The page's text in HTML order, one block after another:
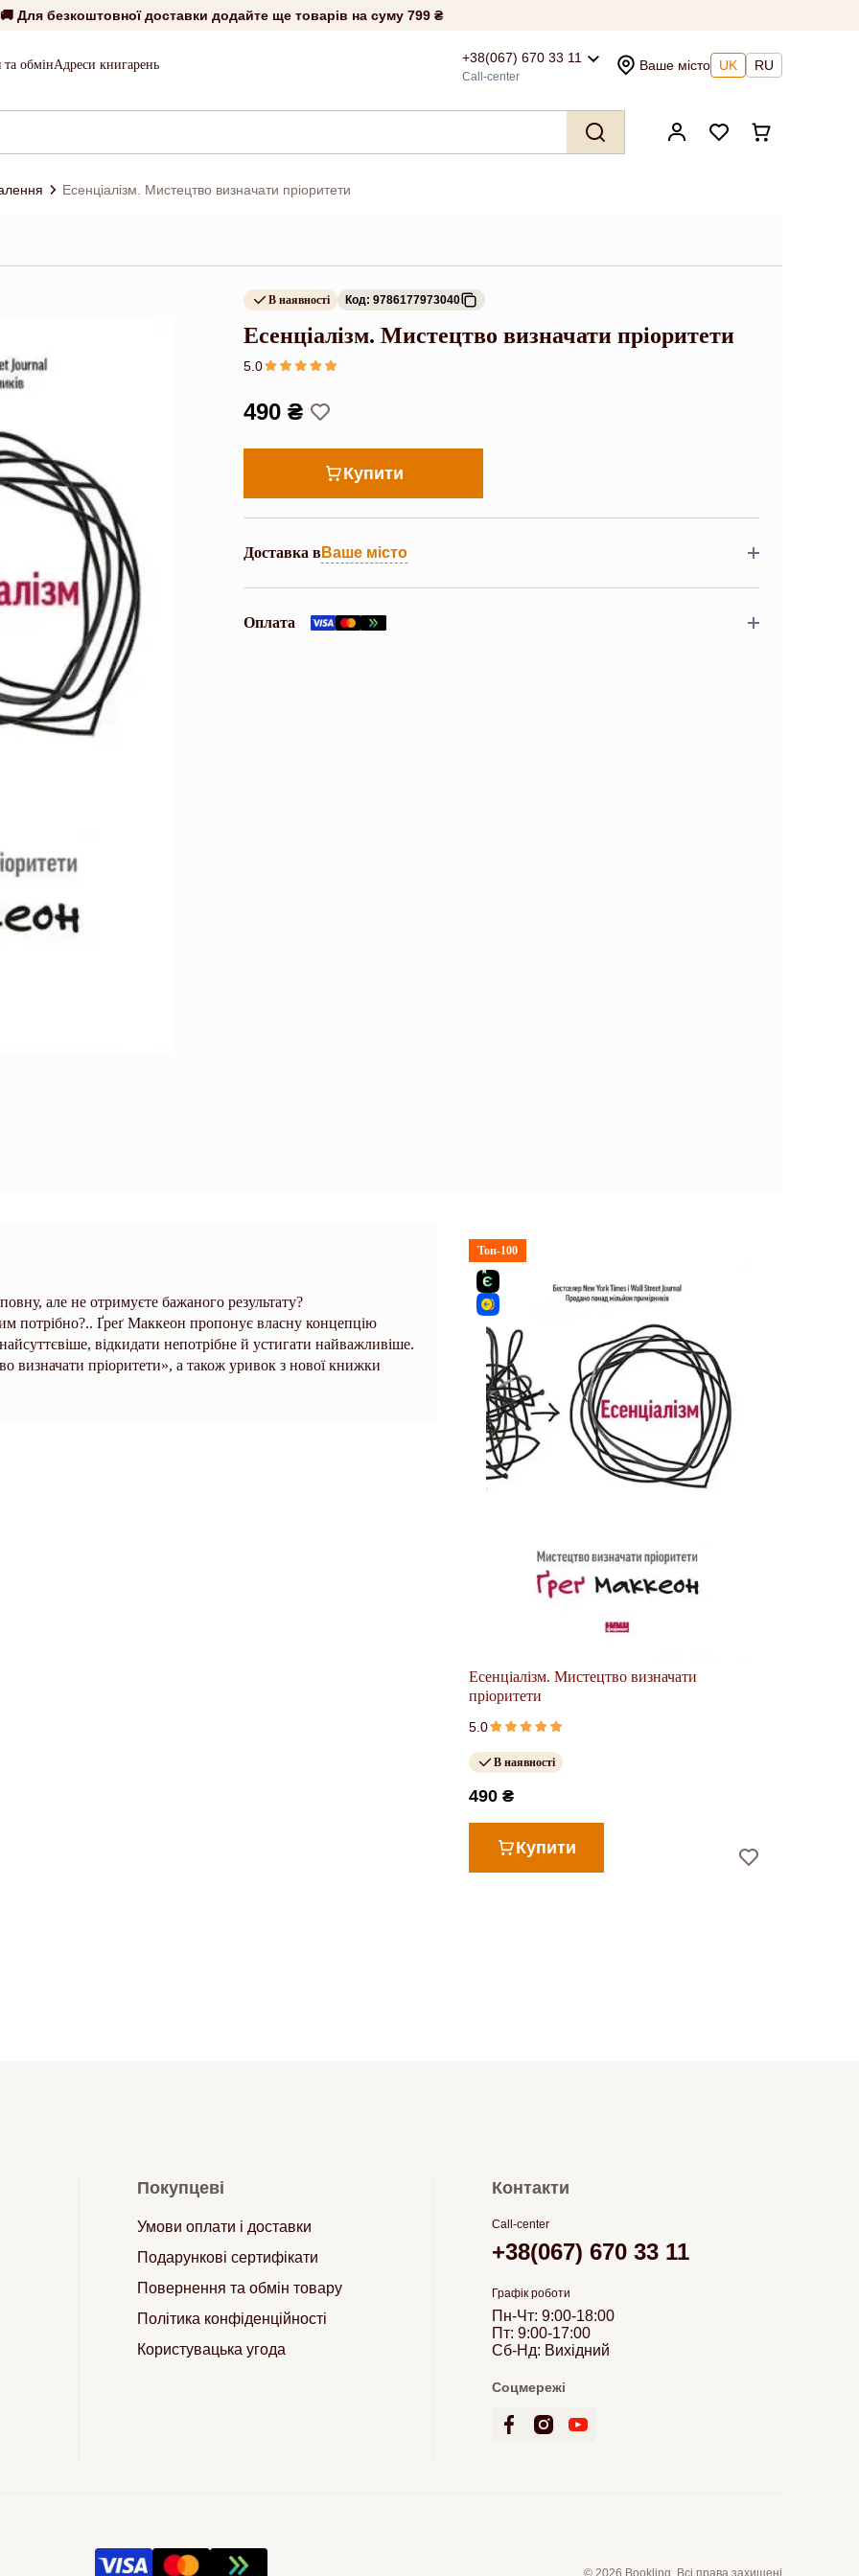
🚚 Для безкоштовної доставки додайте ще товарів на суму 799 ₴
обмінАдреси книгарень +38(067) 670 33 11
Call-center
Ваше місто UK RU
Есенціалізм. Мистецтво визначати пріоритети
В наявності Код: 9786177973040
Есенціалізм. Мистецтво визначати пріоритети
5.0
490 ₴
Купити
Доставка вВаше місто
Оплата
але не отримуєте бажаного результату?
потрібно?.. Ґреґ Маккеон пропонує власну концепцію
відкидати непотрібне й устигати найважливіше.
визначати пріоритети», а також уривок з нової книжки
Топ-100
Есенціалізм. Мистецтво визначати
пріоритети
5.0
В наявності
490 ₴
Купити
Покупцеві
Умови оплати і доставки
Подарункові сертифікати
Повернення та обмін товару
Політика конфіденційності
Користувацька угода
Контакти
Call-center
+38(067) 670 33 11
Графік роботи
Пн-Чт: 9:00-18:00
Пт: 9:00-17:00
Сб-Нд: Вихідний
Соцмережі
© 2026 Bookling. Всі права захищені